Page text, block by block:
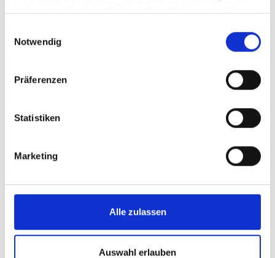
haben oder die sie im Rahmen Ihrer Nutzung der Dienste
Notwendig
Präferenzen
Statistiken
Marketing
Alle zulassen
Auswahl erlauben
(Erwachsene) im Institut für
Klinische Hämostaseologie
und Transfusionsmedizin